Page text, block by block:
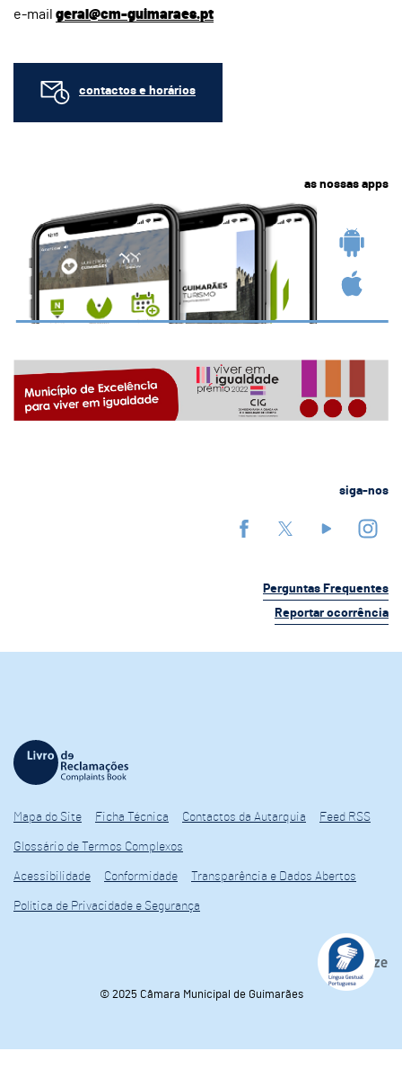
e-mail geral@cm-guimaraes.pt
contactos e horários
as nossas apps
siga-nos
Perguntas Frequentes
Reportar ocorrência
Mapa do Site Ficha Técnica Contactos da Autarquia Feed RSS
Glossário de Termos Complexos
Acessibilidade Conformidade Transparência e Dados Abertos
Política de Privacidade e Segurança
© 2025 Câmara Municipal de Guimarães